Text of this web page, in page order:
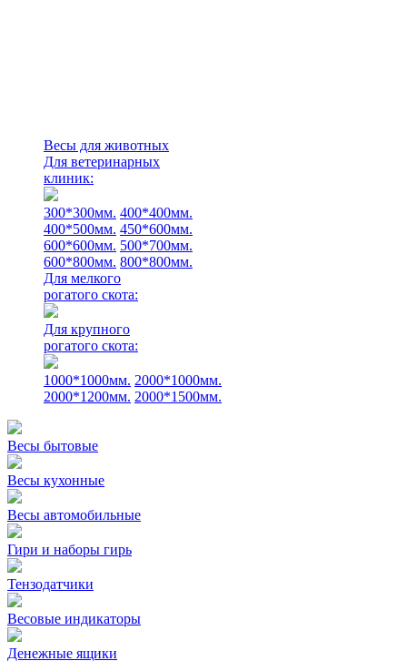
Весы для животных
Для ветеринарных
клиник:
300*300мм. 400*400мм.
400*500мм. 450*600мм.
600*600мм. 500*700мм.
600*800мм. 800*800мм.
Для мелкого
рогатого скота:
Для крупного
рогатого скота:
1000*1000мм. 2000*1000мм.
2000*1200мм. 2000*1500мм.
Весы бытовые
Весы кухонные
Весы автомобильные
Гири и наборы гирь
Тензодатчики
Весовые индикаторы
Денежные ящики